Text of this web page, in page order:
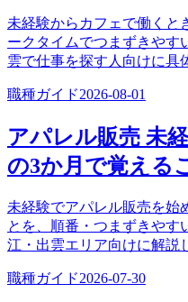
未経験からカフェで働くと
ークタイムでつまずきやす
雲で仕事を探す人向けに具
職種ガイド2026-08-01
アパレル販売 未
の3か月で覚える
未経験でアパレル販売を始
とを、順番・つまずきやす
江・出雲エリア向けに解説
職種ガイド2026-07-30